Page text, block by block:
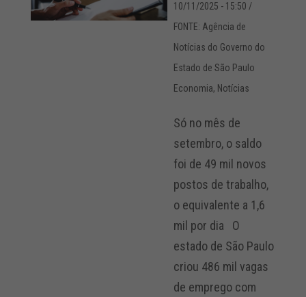
10/11/2025 - 15:50 /
FONTE: Agência de
Notícias do Governo do
Estado de São Paulo
Economia, Notícias
Só no mês de
setembro, o saldo
foi de 49 mil novos
postos de trabalho,
o equivalente a 1,6
mil por dia O
estado de São Paulo
criou 486 mil vagas
de emprego com